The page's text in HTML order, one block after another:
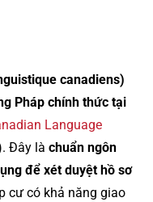
canadiens)
Pháp chính thức tại
Language
Đây là chuẩn ngôn
để xét duyệt hồ sơ
cư có khả năng giao